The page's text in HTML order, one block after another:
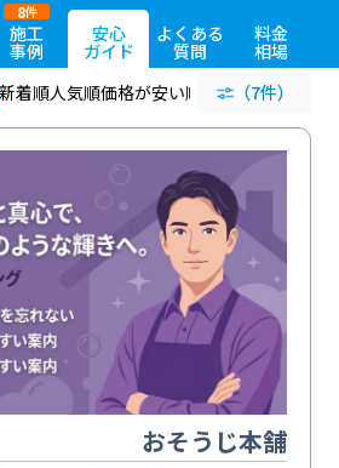
施工
事例
8件
安心
ガイド
よくある
質問
料金
相場
着順人気順価格が安い順 評価が高い順
（7件）
おそうじ本舗